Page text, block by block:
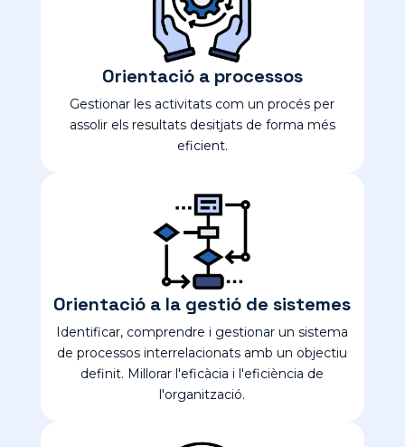
Orientació a processos
Gestionar les activitats com un procés per
assolir els resultats desitjats de forma més
eficient.
Orientació a la gestió de sistemes
Identificar, comprendre i gestionar un sistema
de processos interrelacionats amb un objectiu
definit. Millorar l'eficàcia i l'eficiència de
l'organització.